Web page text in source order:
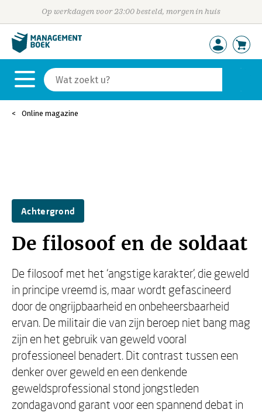
Op werkdagen voor 23:00 besteld, morgen in huis
Online magazine
Achtergrond
De filosoof en de soldaat
De filosoof met het ‘angstige karakter’, die geweld
in principe vreemd is, maar wordt gefascineerd
door de ongrijpbaarheid en onbeheersbaarheid
ervan. De militair die van zijn beroep niet bang mag
zijn en het gebruik van geweld vooral
professioneel benadert. Dit contrast tussen een
denker over geweld en een denkende
geweldsprofessional stond jongstleden
zondagavond garant voor een spannend debat in